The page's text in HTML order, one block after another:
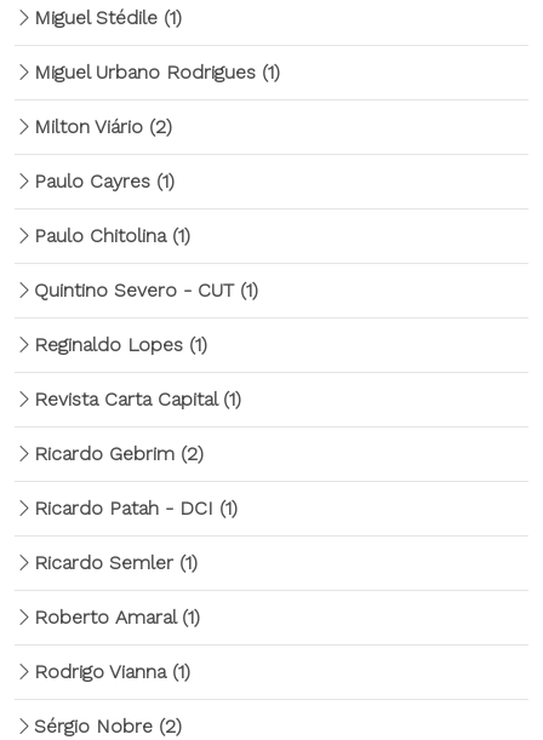
Miguel Stédile (1)
Miguel Urbano Rodrigues (1)
Milton Viário (2)
Paulo Cayres (1)
Paulo Chitolina (1)
Quintino Severo - CUT (1)
Reginaldo Lopes (1)
Revista Carta Capital (1)
Ricardo Gebrim (2)
Ricardo Patah - DCI (1)
Ricardo Semler (1)
Roberto Amaral (1)
Rodrigo Vianna (1)
Sérgio Nobre (2)